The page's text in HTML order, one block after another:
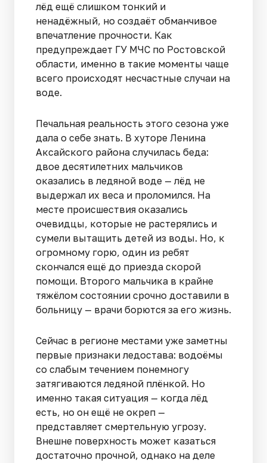
лёд ещё слишком тонкий и
ненадёжный, но создаёт обманчивое
впечатление прочности. Как
предупреждает ГУ МЧС по Ростовской
области, именно в такие моменты чаще
всего происходят несчастные случаи на
воде.
Печальная реальность этого сезона уже
дала о себе знать. В хуторе Ленина
Аксайского района случилась беда:
двое десятилетних мальчиков
оказались в ледяной воде — лёд не
выдержал их веса и проломился. На
месте происшествия оказались
очевидцы, которые не растерялись и
сумели вытащить детей из воды. Но, к
огромному горю, один из ребят
скончался ещё до приезда скорой
помощи. Второго мальчика в крайне
тяжёлом состоянии срочно доставили в
больницу — врачи борются за его жизнь.
Сейчас в регионе местами уже заметны
первые признаки ледостава: водоёмы
со слабым течением понемногу
затягиваются ледяной плёнкой. Но
именно такая ситуация — когда лёд
есть, но он ещё не окреп —
представляет смертельную угрозу.
Внешне поверхность может казаться
достаточно прочной, однако на деле